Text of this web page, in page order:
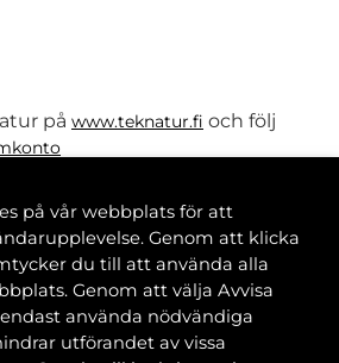
på www.teknatur.fi och följ
2A, 00520 Helsingfors
040 585 2586
på vår webbplats för att
Genom att klicka
du till att använda alla
Genom att välja Avvisa
använda nödvändiga
utförandet av vissa